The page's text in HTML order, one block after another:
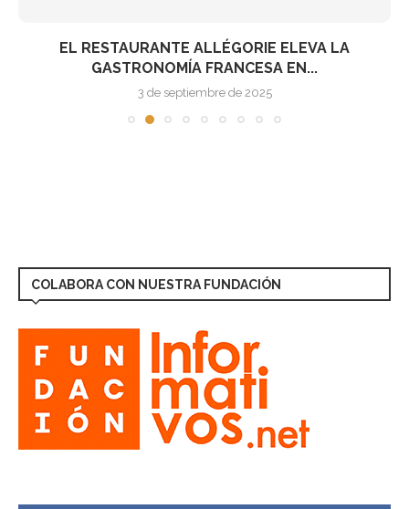
EL RESTAURANTE ALLÉGORIE ELEVA LA
GASTRONOMÍA FRANCESA EN...
3 de septiembre de 2025
COLABORA CON NUESTRA FUNDACIÓN